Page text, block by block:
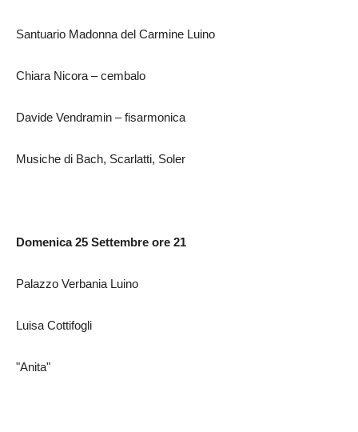
Santuario Madonna del Carmine Luino
Chiara Nicora – cembalo
Davide Vendramin – fisarmonica
Musiche di Bach, Scarlatti, Soler
Domenica 25 Settembre ore 21
Palazzo Verbania Luino
Luisa Cottifogli
"Anita"